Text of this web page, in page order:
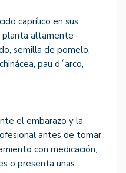
caprílico en sus
planta altamente
semilla de pomelo,
pau d´arco,
el embarazo y la
antes de tomar
con medicación,
o presenta unas